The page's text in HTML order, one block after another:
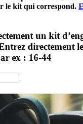
le kit qui correspond.
un kit
directement
ex : 16-44